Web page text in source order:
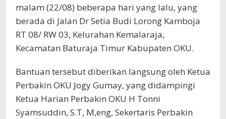
malam (22/08) beberapa hari yang lalu, yang
berada di Jalan Dr Setia Budi Lorong Kamboja
RT 08/ RW 03, Kelurahan Kemalaraja,
Kecamatan Baturaja Timur Kabupaten OKU.
Bantuan tersebut diberikan langsung oleh Ketua
Perbakin OKU Jogy Gumay, yang didampingi
Ketua Harian Perbakin OKU H Tonni
Syamsuddin, S.T, M,eng, Sekertaris Perbakin